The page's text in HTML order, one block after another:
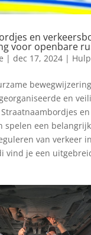
en
voor openbare
| dec 17, 2024|
en
en
spelen een
van verkeer
vind je een